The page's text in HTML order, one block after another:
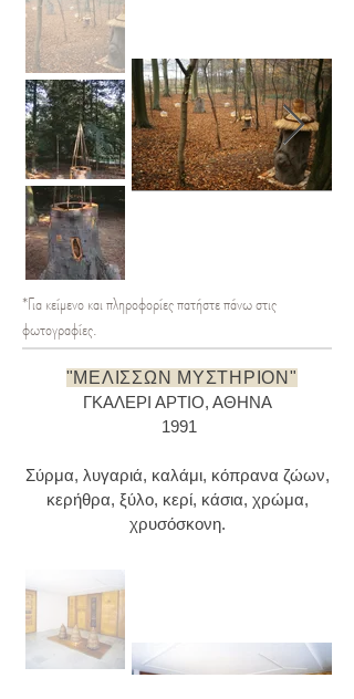
*Για κείμενο και πληροφορίες πατήστε πάνω στις
φωτογραφίες.
"ΜΕΛΙΣΣΩΝ ΜΥΣΤΗΡΙΟΝ"
ΓΚΑΛΕΡI AΡΤΙΟ, ΑΘΗΝΑ
1991
Σύρμα, λυγαριά, καλάμι, κόπρανα ζώων,
κερήθρα, ξύλο, κερί, κάσια, χρώμα,
χρυσόσκονη.